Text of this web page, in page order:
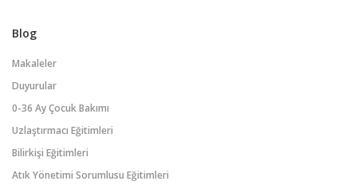
Blog
Makaleler
Duyurular
0-36 Ay Çocuk Bakımı
Uzlaştırmacı Eğitimleri
Bilirkişi Eğitimleri
Atık Yönetimi Sorumlusu Eğitimleri